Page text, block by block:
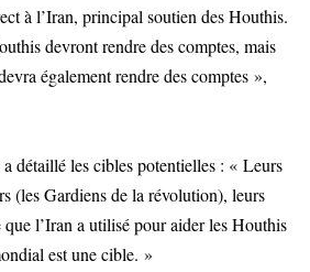
à l’Iran, principal soutien des Houthis.
devront rendre des comptes, mais
également rendre des comptes »,
détaillé les cibles potentielles : « Leurs
(les Gardiens de la révolution), leurs
que l’Iran a utilisé pour aider les Houthis
est une cible. »